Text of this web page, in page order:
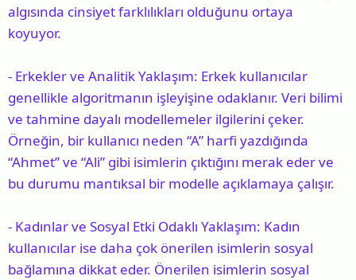
algısında cinsiyet farklılıkları olduğunu ortaya
koyuyor.
- Erkekler ve Analitik Yaklaşım: Erkek kullanıcılar
genellikle algoritmanın işleyişine odaklanır. Veri bilimi
ve tahmine dayalı modellemeler ilgilerini çeker.
Örneğin, bir kullanıcı neden “A” harfi yazdığında
“Ahmet” ve “Ali” gibi isimlerin çıktığını merak eder ve
bu durumu mantıksal bir modelle açıklamaya çalışır.
- Kadınlar ve Sosyal Etki Odaklı Yaklaşım: Kadın
kullanıcılar ise daha çok önerilen isimlerin sosyal
bağlamına dikkat eder. Önerilen isimlerin sosyal